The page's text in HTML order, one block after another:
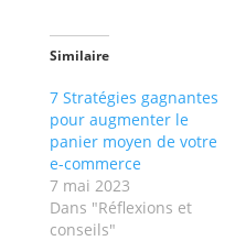
Similaire
7 Stratégies gagnantes
pour augmenter le
panier moyen de votre
e-commerce
7 mai 2023
Dans "Réflexions et
conseils"